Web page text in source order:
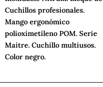
Cuchillos profesionales.
Mango ergonómico
polioximetileno POM. Serie
Maitre. Cuchillo multiusos.
Color negro.